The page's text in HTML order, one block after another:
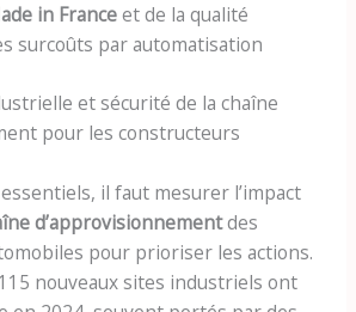
in Franceet de la qualité
surcoûts par automatisation
et sécurité de la chaîne
pour les constructeurs
il faut mesurer l’impact
d’approvisionnementdes
pour prioriser les actions.
nouveaux sites industriels ont